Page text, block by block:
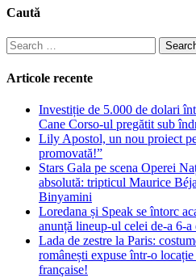
Caută
Search
for:
Articole recente
Investiție de 5.000 de dolari
Cane Corso-ul pregătit sub
Lily Apostol, un nou proiect
promovată!”
Stars Gala pe scena Operei
absolută: tripticul Maurice
Binyamini
Loredana și Speak se întorc
anunță lineup-ul celei de-a 6-a
Lada de zestre la Paris:
românești expuse într-o
française!